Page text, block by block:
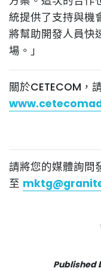
統提供了支持與機
將幫助開發人員快
場。」
關於CETECOM，
請將您的媒體詢問
至
Published